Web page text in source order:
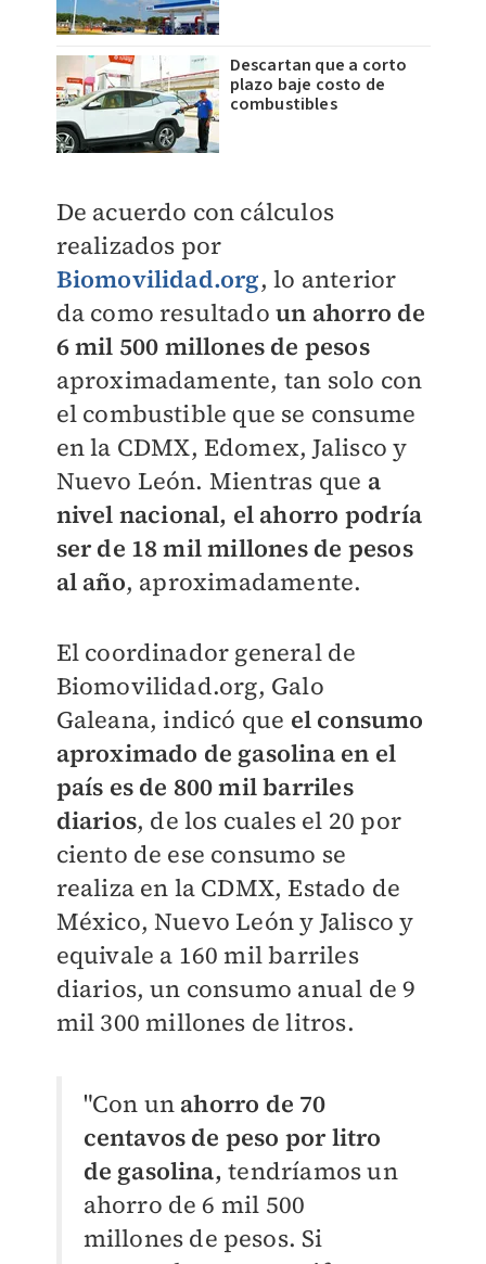
Descartan que a corto
plazo baje costo de
combustibles
De acuerdo con cálculos
realizados por
Biomovilidad.org, lo anterior
da como resultadoun ahorro de
6 mil 500 millones de pesos
aproximadamente, tan solo con
el combustible que se consume
en la CDMX, Edomex, Jalisco y
Nuevo León. Mientras que a
nivel nacional, el ahorro podría
ser de 18 mil millones de pesos
al año, aproximadamente.
El coordinador general de
Biomovilidad.org, Galo
Galeana, indicó que el consumo
aproximado de gasolina en el
país es de 800 mil barriles
diarios, de los cuales el 20 por
ciento de ese consumo se
realiza en la CDMX, Estado de
México, Nuevo León y Jalisco y
equivale a 160 mil barriles
diarios, un consumo anual de 9
mil 300 millones de litros.
"Con un ahorro de 70
centavos de peso por litro
de gasolina, tendríamos un
ahorro de 6 mil 500
millones de pesos. Si